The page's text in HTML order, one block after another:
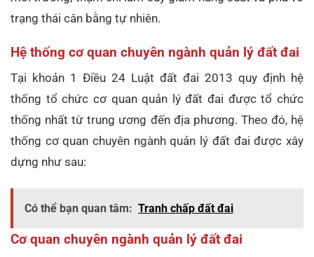
trạng thái cân bằng tự nhiên.
Hệ thống cơ quan chuyên ngành quản lý đất đai
Tại khoản 1 Điều 24 Luật đất đai 2013 quy định hệ
thống tổ chức cơ quan quản lý đất đai được tổ chức
thống nhất từ trung ương đến địa phương. Theo đó, hệ
thống cơ quan chuyên ngành quản lý đất đai được xây
dựng như sau:
Có thể bạn quan tâm: Tranh chấp đất đai
Cơ quan chuyên ngành quản lý đất đai